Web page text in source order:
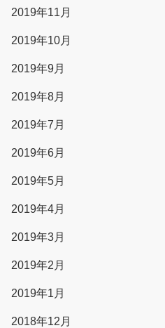
2019年11月
2019年10月
2019年9月
2019年8月
2019年7月
2019年6月
2019年5月
2019年4月
2019年3月
2019年2月
2019年1月
2018年12月